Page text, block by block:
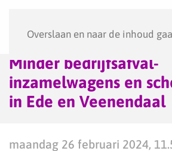
Overslaan en naar de inhoud
Minder bedrijfsafval-
inzamelwagens en
in Ede en Veenendaal
maandag 26 februari 2024,